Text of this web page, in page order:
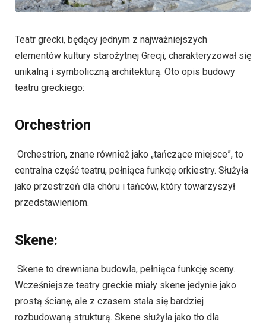
Teatr grecki, będący jednym z najważniejszych
elementów kultury starożytnej Grecji, charakteryzował się
unikalną i symboliczną architekturą. Oto opis budowy
teatru greckiego:
Orchestrion
Orchestrion, znane również jako „tańczące miejsce”, to
centralna część teatru, pełniąca funkcję orkiestry. Służyła
jako przestrzeń dla chóru i tańców, który towarzyszył
przedstawieniom.
Skene:
Skene to drewniana budowla, pełniąca funkcję sceny.
Wcześniejsze teatry greckie miały skene jedynie jako
prostą ścianę, ale z czasem stała się bardziej
rozbudowaną strukturą. Skene służyła jako tło dla